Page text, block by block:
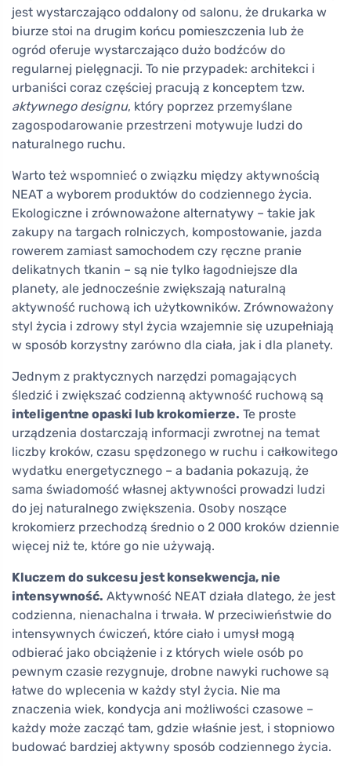
jest wystarczająco oddalony od salonu, że drukarka w
biurze stoi na drugim końcu pomieszczenia lub że
ogród oferuje wystarczająco dużo bodźców do
regularnej pielęgnacji. To nie przypadek: architekci i
urbaniści coraz częściej pracują z konceptem tzw.
aktywnego designu, który poprzez przemyślane
zagospodarowanie przestrzeni motywuje ludzi do
naturalnego ruchu.
Warto też wspomnieć o związku między aktywnością
NEAT a wyborem produktów do codziennego życia.
Ekologiczne i zrównoważone alternatywy – takie jak
zakupy na targach rolniczych, kompostowanie, jazda
rowerem zamiast samochodem czy ręczne pranie
delikatnych tkanin – są nie tylko łagodniejsze dla
planety, ale jednocześnie zwiększają naturalną
aktywność ruchową ich użytkowników. Zrównoważony
styl życia i zdrowy styl życia wzajemnie się uzupełniają
w sposób korzystny zarówno dla ciała, jak i dla planety.
Jednym z praktycznych narzędzi pomagających
śledzić i zwiększać codzienną aktywność ruchową są
inteligentne opaski lub krokomierze. Te proste
urządzenia dostarczają informacji zwrotnej na temat
liczby kroków, czasu spędzonego w ruchu i całkowitego
wydatku energetycznego – a badania pokazują, że
sama świadomość własnej aktywności prowadzi ludzi
do jej naturalnego zwiększenia. Osoby noszące
krokomierz przechodzą średnio o 2 000 kroków dziennie
więcej niż te, które go nie używają.
Kluczem do sukcesu jest konsekwencja, nie
intensywność. Aktywność NEAT działa dlatego, że jest
codzienna, nienachalna i trwała. W przeciwieństwie do
intensywnych ćwiczeń, które ciało i umysł mogą
odbierać jako obciążenie i z których wiele osób po
pewnym czasie rezygnuje, drobne nawyki ruchowe są
łatwe do wplecenia w każdy styl życia. Nie ma
znaczenia wiek, kondycja ani możliwości czasowe –
każdy może zacząć tam, gdzie właśnie jest, i stopniowo
budować bardziej aktywny sposób codziennego życia.